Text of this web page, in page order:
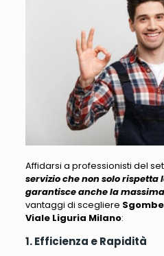
Affidarsi a professionisti del
servizio che non solo
garantisce anche la
vantaggi di scegliere
Viale Liguria Milano:
1. Efficienza e Rapidità